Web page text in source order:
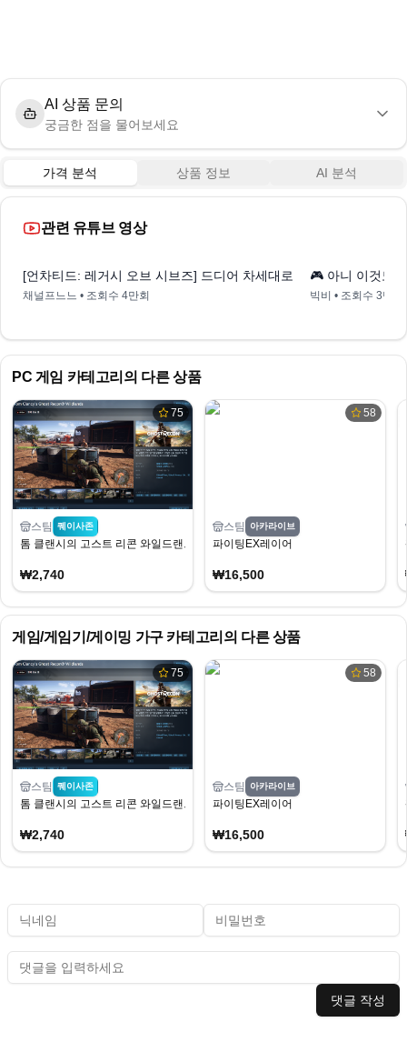
AI 상품 문의
궁금한 점을 물어보세요
가격 분석 상품 정보 AI 분석
관련 유튜브 영상
[언차티드: 레거시 오브 시브즈] 드디어 차세대로 나오네
채널프느느 • 조회수 4만회
🎮 아니 이것도
빅비 • 조회수 3만회
PC 게임 카테고리의 다른 상품
75
스팀 퀘이사존
톰 클랜시의 고스트 리콘 와일드랜드
₩2,740
58
스팀 아카라이브
파이팅EX레이어
₩16,500
게임/게임기/게이밍 가구카테고리의 다른 상품
75
스팀 퀘이사존
톰 클랜시의 고스트 리콘 와일드랜드
₩2,740
58
스팀 아카라이브
파이팅EX레이어
₩16,500
댓글 작성